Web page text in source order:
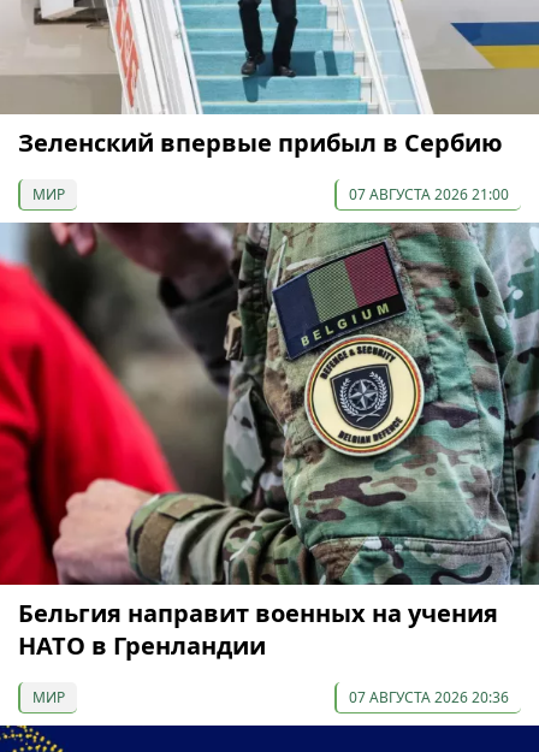
Зеленский впервые прибыл в Сербию
МИР 07 АВГУСТА 2026 21:00
Бельгия направит военных на учения
НАТО в Гренландии
МИР 07 АВГУСТА 2026 20:36